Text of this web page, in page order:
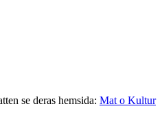
se deras hemsida: Mat o Kultur